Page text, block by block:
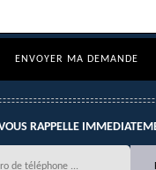
RAPPELLE